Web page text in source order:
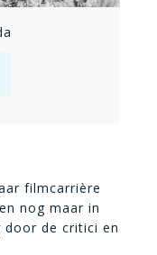
filmcarrière
nog maar in
de critici en